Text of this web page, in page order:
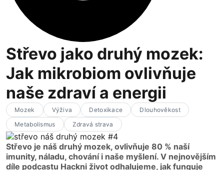
Střevo jako druhý mozek:
Jak mikrobiom ovlivňuje
naše zdraví a energii
Mozek Výživa Detoxikace
Dlouhověkost
Metabolismus
Zdravá strava
Střevo je náš druhý mozek, ovlivňuje 80 % naší
imunity, náladu, chování i naše myšlení. V nejnovějším
díle podcastu Hackni život odhalujeme, jak funguje